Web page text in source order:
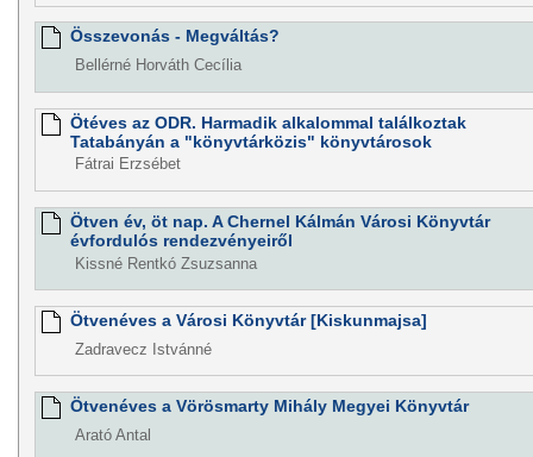
Összevonás - Megváltás?
Bellérné Horváth Cecília
Ötéves az ODR. Harmadik alkalommal találkoztak
Tatabányán a "könyvtárközis" könyvtárosok
Fátrai Erzsébet
Ötven év, öt nap. A Chernel Kálmán Városi Könyvtár
évfordulós rendezvényeiről
Kissné Rentkó Zsuzsanna
Ötvenéves a Városi Könyvtár [Kiskunmajsa]
Zadravecz Istvánné
Ötvenéves a Vörösmarty Mihály Megyei Könyvtár
Arató Antal